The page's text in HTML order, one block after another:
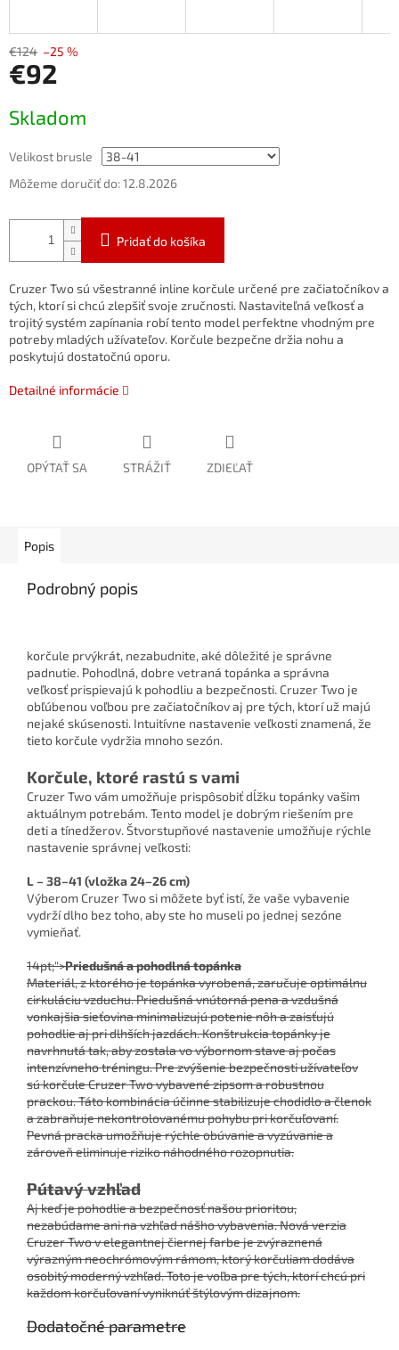
€124 –25 %
€92
cena:
Skladom
Velikost brusle
Môžeme doručiť do:12.8.2026
Pridať do košíka
Cruzer Two sú všestranné inline korčule určené pre začiatočníkov a
tých, ktorí si chcú zlepšiť svoje zručnosti. Nastaviteľná veľkosť a
trojitý systém zapínania robí tento model perfektne vhodným pre
potreby mladých užívateľov. Korčule bezpečne držia nohu a
poskytujú dostatočnú oporu.
Detailné informácie
OPÝTAŤ SA STRÁŽIŤ ZDIEĽAŤ
Popis
Podrobný popis
korčule prvýkrát, nezabudnite, aké dôležité je správne
padnutie. Pohodlná, dobre vetraná topánka a správna
veľkosť prispievajú k pohodliu a bezpečnosti. Cruzer Two je
obľúbenou voľbou pre začiatočníkov aj pre tých, ktorí už majú
nejaké skúsenosti. Intuitívne nastavenie veľkosti znamená, že
tieto korčule vydržia mnoho sezón.
Korčule, ktoré rastú s vami
Cruzer Two vám umožňuje prispôsobiť dĺžku topánky vašim
aktuálnym potrebám. Tento model je dobrým riešením pre
deti a tínedžerov. Štvorstupňové nastavenie umožňuje rýchle
nastavenie správnej veľkosti:
L – 38–41 (vložka 24–26 cm)
Výberom Cruzer Two si môžete byť istí, že vaše vybavenie
vydrží dlho bez toho, aby ste ho museli po jednej sezóne
vymieňať.
14pt;">Priedušná a pohodlná topánka
Materiál, z ktorého je topánka vyrobená, zaručuje optimálnu
cirkuláciu vzduchu. Priedušná vnútorná pena a vzdušná
vonkajšia sieťovina minimalizujú potenie nôh a zaisťujú
pohodlie aj pri dlhších jazdách. Konštrukcia topánky je
navrhnutá tak, aby zostala vo výbornom stave aj počas
intenzívneho tréningu. Pre zvýšenie bezpečnosti užívateľov
sú korčule Cruzer Two vybavené zipsom a robustnou
prackou. Táto kombinácia účinne stabilizuje chodidlo a členok
a zabraňuje nekontrolovanému pohybu pri korčuľovaní.
Pevná pracka umožňuje rýchle obúvanie a vyzúvanie a
zároveň eliminuje riziko náhodného rozopnutia.
Pútavý vzhľad
Aj keď je pohodlie a bezpečnosť našou prioritou,
nezabúdame ani na vzhľad nášho vybavenia. Nová verzia
Cruzer Two v elegantnej čiernej farbe je zvýraznená
výrazným neochrómovým rámom, ktorý korčuliam dodáva
osobitý moderný vzhľad. Toto je voľba pre tých, ktorí chcú pri
každom korčuľovaní vyniknúť štýlovým dizajnom.
Dodatočné parametre